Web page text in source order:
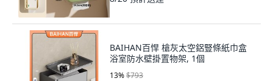
BAIHAN百悍 槍灰太空鋁豎條紙巾盒
浴室防水壁掛置物架, 1個
13%$793